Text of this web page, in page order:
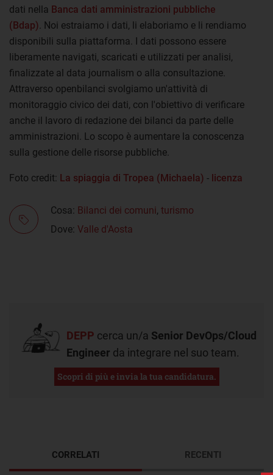
dati nella Banca dati amministrazioni pubbliche
(Bdap) . Noi estraiamo i dati, li elaboriamo e li rendiamo
disponibili sulla piattaforma. I dati possono essere
liberamente navigati, scaricati e utilizzati per analisi,
finalizzate al data journalism o alla consultazione.
Attraverso openbilanci svolgiamo un'attività di
monitoraggio civico dei dati, con l'obiettivo di verificare
anche il lavoro di redazione dei bilanci da parte delle
amministrazioni. Lo scopo è aumentare la conoscenza
sulla gestione delle risorse pubbliche.
Foto credit: La spiaggia di Tropea (Michaela) - licenza
Cosa: Bilanci dei comuni, turismo
Dove: Valle d'Aosta
DEPP cerca un/a Senior DevOps/Cloud
Engineer da integrare nel suo team.
Scopri di più e invia la tua candidatura.
CORRELATI RECENTI